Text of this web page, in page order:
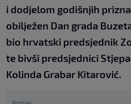
i dodjelom godišnjih
obilježen Dan grada
bio hrvatski predsjednik
te bivši predsjednici
Kolinda Grabar Kitarović.